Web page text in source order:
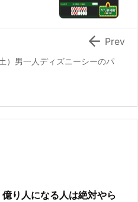
）男一人ディズニーシーのパ
 Prev
り人になる人は絶対やら